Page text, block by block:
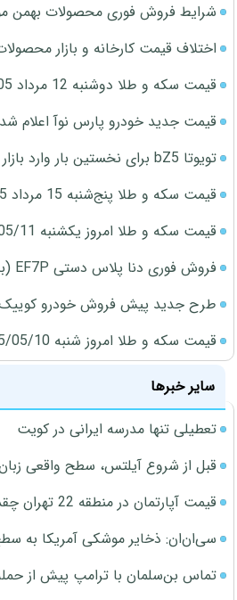
شرایط فروش فوری محصولات بهمن موتور
اختلاف قیمت کارخانه و بازار
قیمت سکه و طلا دوشنبه 12 مرداد 1405
قیمت جدید خودرو پارس نوآ اعلام شد
تویوتا bZ5 برای نخستین بار وارد بازار ایران می‌شود
قیمت سکه و طلا پنج‌شنبه 15 مرداد 1405
قیمت سکه و طلا امروز یکشنبه 1405/05/11
فروش فوری دنا پلاس دستی EF7P (بدون قرعه کشی)
طرح جدید پیش فروش خودرو کوییک
قیمت سکه و طلا امروز شنبه 1405/05/10
سایر خبرها
تعطیلی تنها مدرسه ایرانی در کویت
قبل از شروع آیلتس، سطح واقعی زبان
قیمت آپارتمان در منطقه 22 تهران چقدر است؟
سی‌ان‌ان: ذخایر موشکی آمریکا به
تماس بن‌سلمان با ترامپ پیش از حمله